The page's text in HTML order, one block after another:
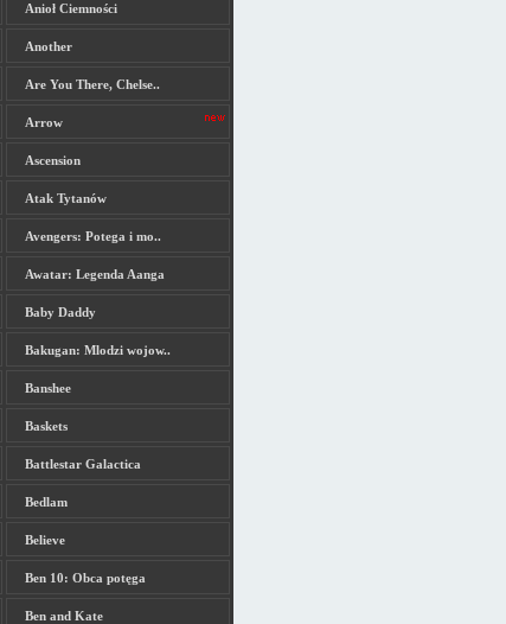
Anioł Ciemności
Another
Are You There, Chelse..
Arrow
Ascension
Atak Tytanów
Avengers: Potega i mo..
Awatar: Legenda Aanga
Baby Daddy
Bakugan: Mlodzi wojow..
Banshee
Baskets
Battlestar Galactica
Bedlam
Believe
Ben 10: Obca potęga
Ben and Kate